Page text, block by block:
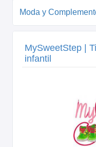
Moda y
MySweetStep |
infantil